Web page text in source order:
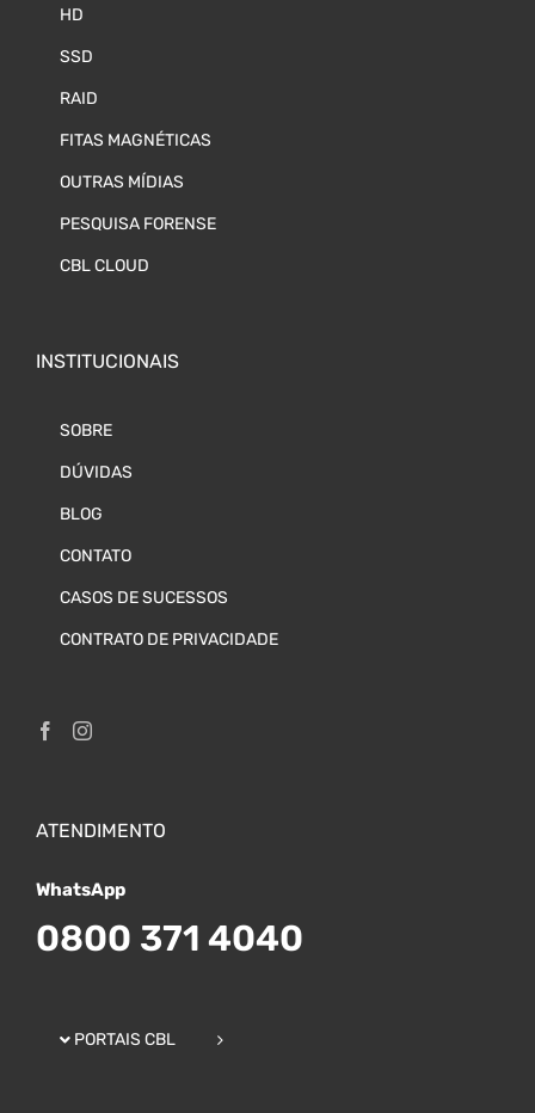
HD
SSD
RAID
FITAS MAGNÉTICAS
OUTRAS MÍDIAS
PESQUISA FORENSE
CBL CLOUD
INSTITUCIONAIS
SOBRE
DÚVIDAS
BLOG
CONTATO
CASOS DE SUCESSOS
CONTRATO DE PRIVACIDADE
ATENDIMENTO
WhatsApp
0800 371 4040
PORTAIS CBL